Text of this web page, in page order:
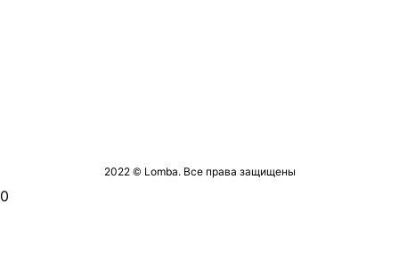
2022 © Lomba. Все права защищены
0